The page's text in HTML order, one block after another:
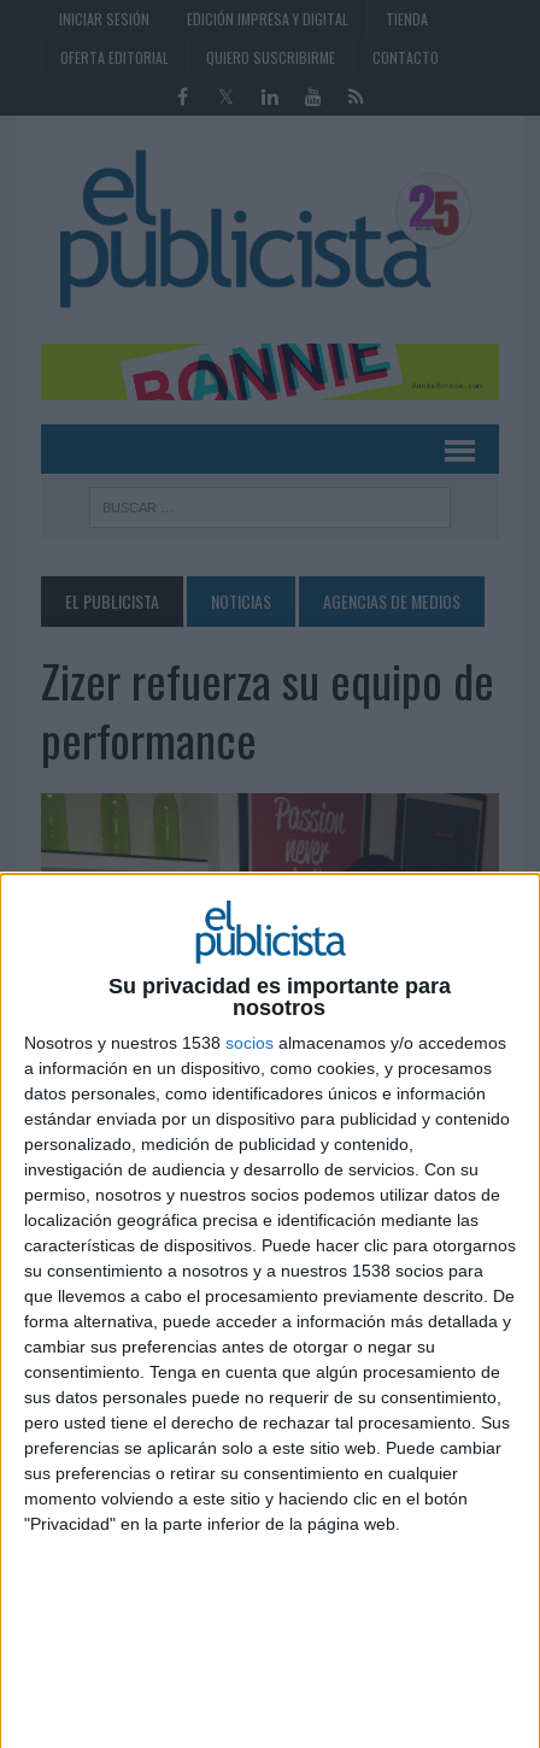
Su privacidad es importante para
nosotros
Nosotros y nuestros 1538 socios almacenamos y/o accedemos
a información en un dispositivo, como cookies, y procesamos
datos personales, como identificadores únicos e información
estándar enviada por un dispositivo para publicidad y contenido
personalizado, medición de publicidad y contenido,
investigación de audiencia y desarrollo de servicios. Con su
permiso, nosotros y nuestros socios podemos utilizar datos de
localización geográfica precisa e identificación mediante las
características de dispositivos. Puede hacer clic para otorgarnos
su consentimiento a nosotros y a nuestros 1538 socios para
que llevemos a cabo el procesamiento previamente descrito. De
forma alternativa, puede acceder a información más detallada y
cambiar sus preferencias antes de otorgar o negar su
consentimiento. Tenga en cuenta que algún procesamiento de
sus datos personales puede no requerir de su consentimiento,
pero usted tiene el derecho de rechazar tal procesamiento. Sus
preferencias se aplicarán solo a este sitio web. Puede cambiar
sus preferencias o retirar su consentimiento en cualquier
momento volviendo a este sitio y haciendo clic en el botón
"Privacidad" en la parte inferior de la página web.
INICIAR SESIÓN EDICIÓN IMPRESA Y DIGITAL
TIENDA
OFERTA EDITORIAL
QUIERO SUSCRIBIRME CONTACTO
EL PUBLICISTA NOTICIAS AGENCIAS DE MEDIOS
Zizer refuerza su equipo de
performance
17 DE DICIEMBRE DE 2014
La boutique de medios independiente, incorpora
a Fabio Martínez como responsable del área de
performance
Fabio Martínez es el nuevo responsable del área de performance de Zizer. Con su
incorporación se refuerza un área clave del enfoque estratégico de la compañía, el
área de conversión, centrada en la consecución y medición de objetivos de
respuesta directa. Licenciado en Comunicación Digital por la universidad de
desarrollado su carrera entre Londres y Madrid, trabajando en sus últimas etapas
en el área de performance de Dentsu-Aegis y Vivaki.